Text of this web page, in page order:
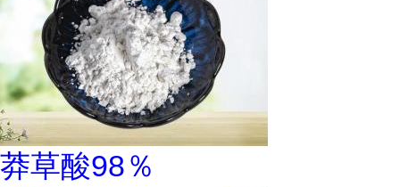
莽草酸98％